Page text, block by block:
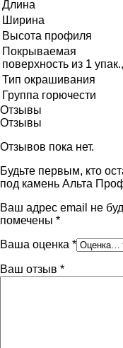
Длина
Ширина
Высота профиля
Покрываемая
поверхность из 1
Тип окрашивания
Группа горючести
Отзывы
Отзывы
Отзывов пока нет.
Будьте первым, кто
под камень Альта
Ваш адрес email не
помечены *
Ваша оценка *
Ваш отзыв *